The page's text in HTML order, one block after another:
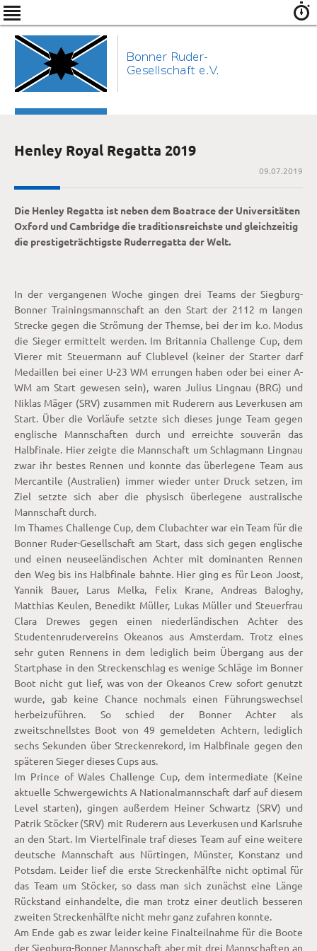
Henley Royal Regatta 2019
09.07.2019
Die Henley Regatta ist neben dem Boatrace der Universitäten
Oxford und Cambridge die traditionsreichste und gleichzeitig
die prestigeträchtigste Ruderregatta der Welt.
In der vergangenen Woche gingen drei Teams der Siegburg-
Bonner Trainingsmannschaft an den Start der 2112 m langen
Strecke gegen die Strömung der Themse, bei der im k.o. Modus
die Sieger ermittelt werden. Im Britannia Challenge Cup, dem
Vierer mit Steuermann auf Clublevel (keiner der Starter darf
Medaillen bei einer U-23 WM errungen haben oder bei einer A-
WM am Start gewesen sein), waren Julius Lingnau (BRG) und
Niklas Mäger (SRV) zusammen mit Ruderern aus Leverkusen am
Start. Über die Vorläufe setzte sich dieses junge Team gegen
englische Mannschaften durch und erreichte souverän das
Halbfinale. Hier zeigte die Mannschaft um Schlagmann Lingnau
zwar ihr bestes Rennen und konnte das überlegene Team aus
Mercantile (Australien) immer wieder unter Druck setzen, im
Ziel setzte sich aber die physisch überlegene australische
Mannschaft durch.
Im Thames Challenge Cup, dem Clubachter war ein Team für die
Bonner Ruder-Gesellschaft am Start, dass sich gegen englische
und einen neuseeländischen Achter mit dominanten Rennen
den Weg bis ins Halbfinale bahnte. Hier ging es für Leon Joost,
Yannik Bauer, Larus Melka, Felix Krane, Andreas Baloghy,
Matthias Keulen, Benedikt Müller, Lukas Müller und Steuerfrau
Clara Drewes gegen einen niederländischen Achter des
Studentenrudervereins Okeanos aus Amsterdam. Trotz eines
sehr guten Rennens in dem lediglich beim Übergang aus der
Startphase in den Streckenschlag es wenige Schläge im Bonner
Boot nicht gut lief, was von der Okeanos Crew sofort genutzt
wurde, gab keine Chance nochmals einen Führungswechsel
herbeizuführen. So schied der Bonner Achter als
zweitschnellstes Boot von 49 gemeldeten Achtern, lediglich
sechs Sekunden über Streckenrekord, im Halbfinale gegen den
späteren Sieger dieses Cups aus.
Im Prince of Wales Challenge Cup, dem intermediate (Keine
aktuelle Schwergewichts A Nationalmannschaft darf auf diesem
Level starten), gingen außerdem Heiner Schwartz (SRV) und
Patrik Stöcker (SRV) mit Ruderern aus Leverkusen und Karlsruhe
an den Start. Im Viertelfinale traf dieses Team auf eine weitere
deutsche Mannschaft aus Nürtingen, Münster, Konstanz und
Potsdam. Leider lief die erste Streckenhälfte nicht optimal für
das Team um Stöcker, so dass man sich zunächst eine Länge
Rückstand einhandelte, die man trotz einer deutlich besseren
zweiten Streckenhälfte nicht mehr ganz zufahren konnte.
Am Ende gab es zwar leider keine Finalteilnahme für die Boote
der Siegburg-Bonner Mannschaft aber mit drei Mannschaften an